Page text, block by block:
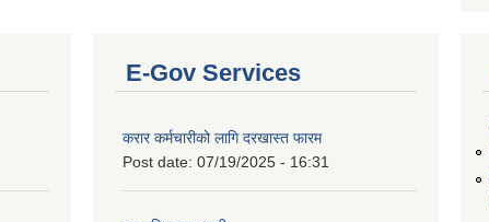
E-Gov Services
करार कर्मचारीको लागि दरखास्त फारम
Post date: 07/19/2025 - 16:31